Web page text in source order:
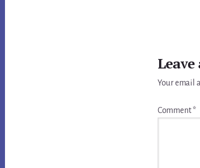
Interactions
Leave
Your email
Comment*